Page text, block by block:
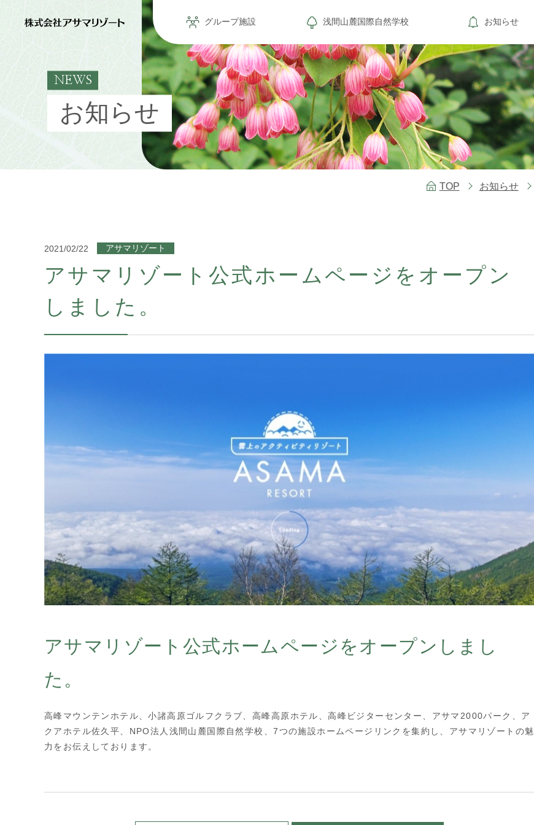
グループ施設 浅間山麓国際自然学校 お知らせ
NEWS
お知らせ
TOP お知らせ
2021/02/22 アサマリゾート
アサマリゾート公式ホームページをオープン
しました。
アサマリゾート公式ホームページをオープンしまし
た。
高峰マウンテンホテル、小諸高原ゴルフクラブ、高峰高原ホテル、高峰ビジターセンター、アサマ2000パーク、ア
クアホテル佐久平、NPO法人浅間山麓国際自然学校、7つの施設ホームページリンクを集約し、アサマリゾートの魅
力をお伝えしております。